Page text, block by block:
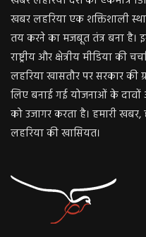
खबर लहरिया एक शक्तिशाली
तय करने का मजबूत तंत्र बना है।
राष्ट्रीय और क्षेत्रीय मीडिया की
लहरिया खासतौर पर सरकार
लिए बनाई गई योजनाओं के
को उजागर करता है। हमारी
लहरिया की खासियत।